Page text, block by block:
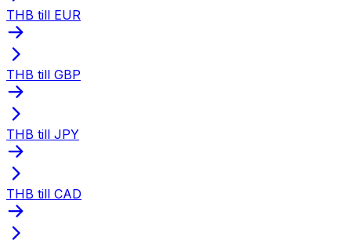
THB till EUR
THB till GBP
THB till JPY
THB till CAD